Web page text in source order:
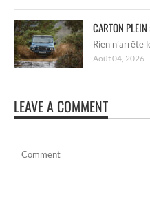
CARTON
Rien n’arrête
Août 04, 2026
LEAVE A COMMENT